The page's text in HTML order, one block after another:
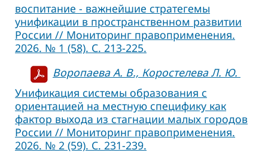
воспитание - важнейшие стратегемы
унификации в пространственном развитии
России // Мониторинг правоприменения.
2026. № 1 (58). С. 213-225.
Воропаева А. В., Коростелева Л. Ю.
Унификация системы образования с
ориентацией на местную специфику как
фактор выхода из стагнации малых городов
России // Мониторинг правоприменения.
2026. № 2 (59). С. 231-239.